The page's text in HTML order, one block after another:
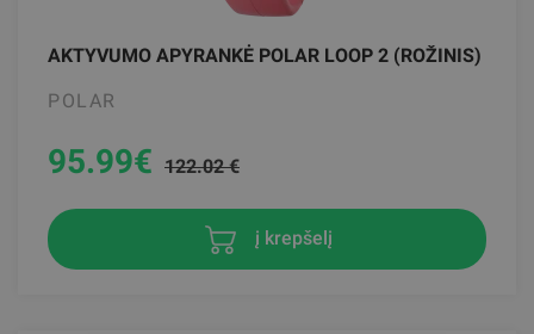
AKTYVUMO APYRANKĖ POLAR LOOP 2 (ROŽINIS)
POLAR
95.99€ 122.02 €
į krepšelį